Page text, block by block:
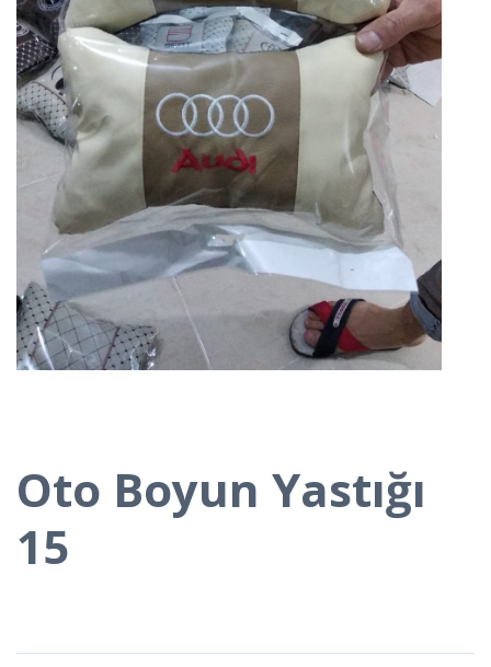
Oto Boyun Yastığı
15